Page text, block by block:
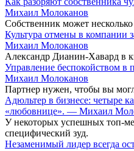
Михаил Молоканов
Собственник может несколько
Культура отмены в компании
Михаил Молоканов
Александр Дианин-Хавард в
Управление беспокойством
Михаил Молоканов
Партнер нужен, чтобы вы
Адюльтер в бизнесе: четыре
«любовнице». — Михаил
У некоторых успешных топ-
специфический зуд.
Незаменимый лидер всегда